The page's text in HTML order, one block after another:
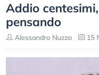
Addio
pensando
Alessandro Nuzzo 15